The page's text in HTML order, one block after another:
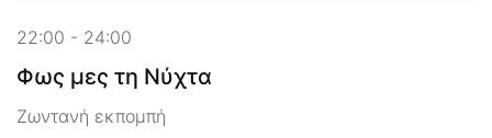
22:00 - 24:00
Φως μες τη Νύχτα
Ζωντανή εκπομπή